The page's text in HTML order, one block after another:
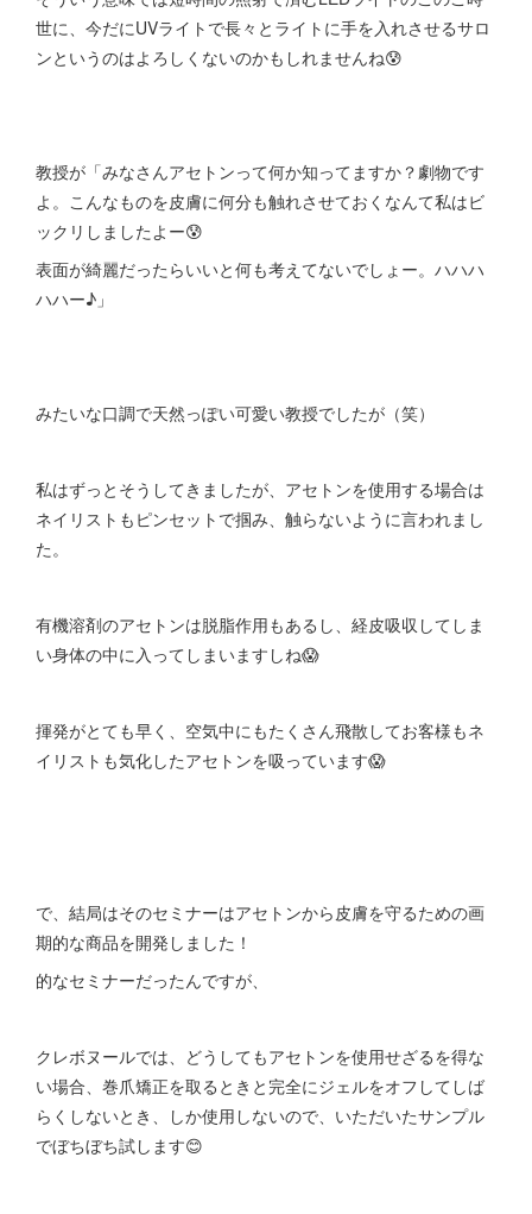
世に、今だにUVライトで長々とライトに手を入れさせるサロ
ンというのはよろしくないのかもしれませんね😰
教授が「みなさんアセトンって何か知ってますか？劇物です
よ。こんなものを皮膚に何分も触れさせておくなんて私はビ
ックリしましたよー😰
表面が綺麗だったらいいと何も考えてないでしょー。ハハハ
ハハー♪」
みたいな口調で天然っぽい可愛い教授でしたが（笑）
私はずっとそうしてきましたが、アセトンを使用する場合は
ネイリストもピンセットで掴み、触らないように言われまし
た。
有機溶剤のアセトンは脱脂作用もあるし、経皮吸収してしま
い身体の中に入ってしまいますしね😱
揮発がとても早く、空気中にもたくさん飛散してお客様もネ
イリストも気化したアセトンを吸っています😱
で、結局はそのセミナーはアセトンから皮膚を守るための画
期的な商品を開発しました！
的なセミナーだったんですが、
クレボヌールでは、どうしてもアセトンを使用せざるを得な
い場合、巻爪矯正を取るときと完全にジェルをオフしてしば
らくしないとき、しか使用しないので、いただいたサンプル
でぼちぼち試します😊